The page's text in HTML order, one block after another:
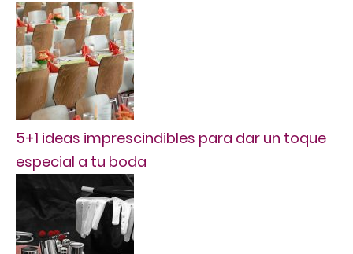
5+1 ideas imprescindibles para dar un toque
especial a tu boda